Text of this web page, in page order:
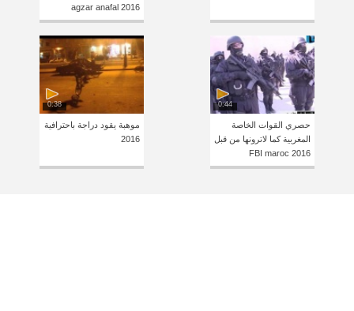
agzar anafal 2016
0:44
حصري القوات الخاصة
المغربية كما لاترونها من قبل
FBI maroc 2016
0:38
موهبة يقود دراجة باحترافية
2016